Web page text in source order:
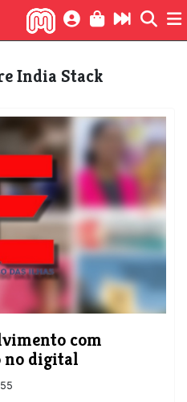
India Stack
com
no digital